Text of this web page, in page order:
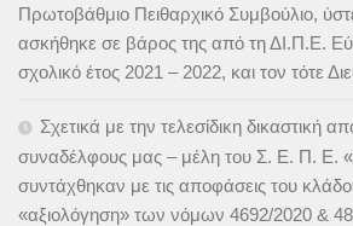
Πρωτοβάθμιο Πειθαρχικό Συμβούλιο,
ασκήθηκε σε βάρος της από τη ΔΙ.Π.Ε.
σχολικό έτος 2021 – 2022, και τον τότε
Σχετικά με την τελεσίδικη δικαστική
συναδέλφους μας – μέλη του Σ. Ε. Π. Ε.
συντάχθηκαν με τις αποφάσεις του
«αξιολόγηση» των νόμων 4692/2020 &